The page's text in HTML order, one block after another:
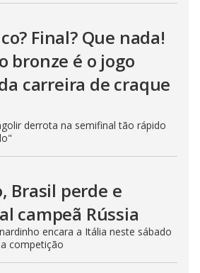
Final? Que nada!
bronze é o jogo
carreira de craque
derrota na semifinal tão rápido
Brasil perde e
campeã Rússia
encara a Itália neste sábado
competição